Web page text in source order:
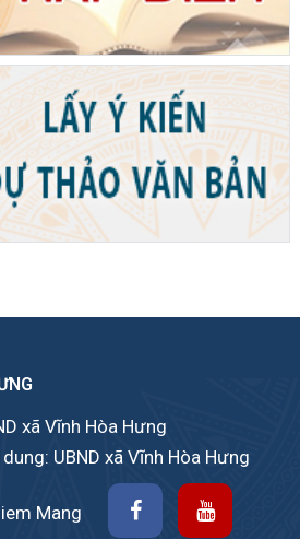
xã Vĩnh Hòa Hưng
UBND xã Vĩnh Hòa Hưng